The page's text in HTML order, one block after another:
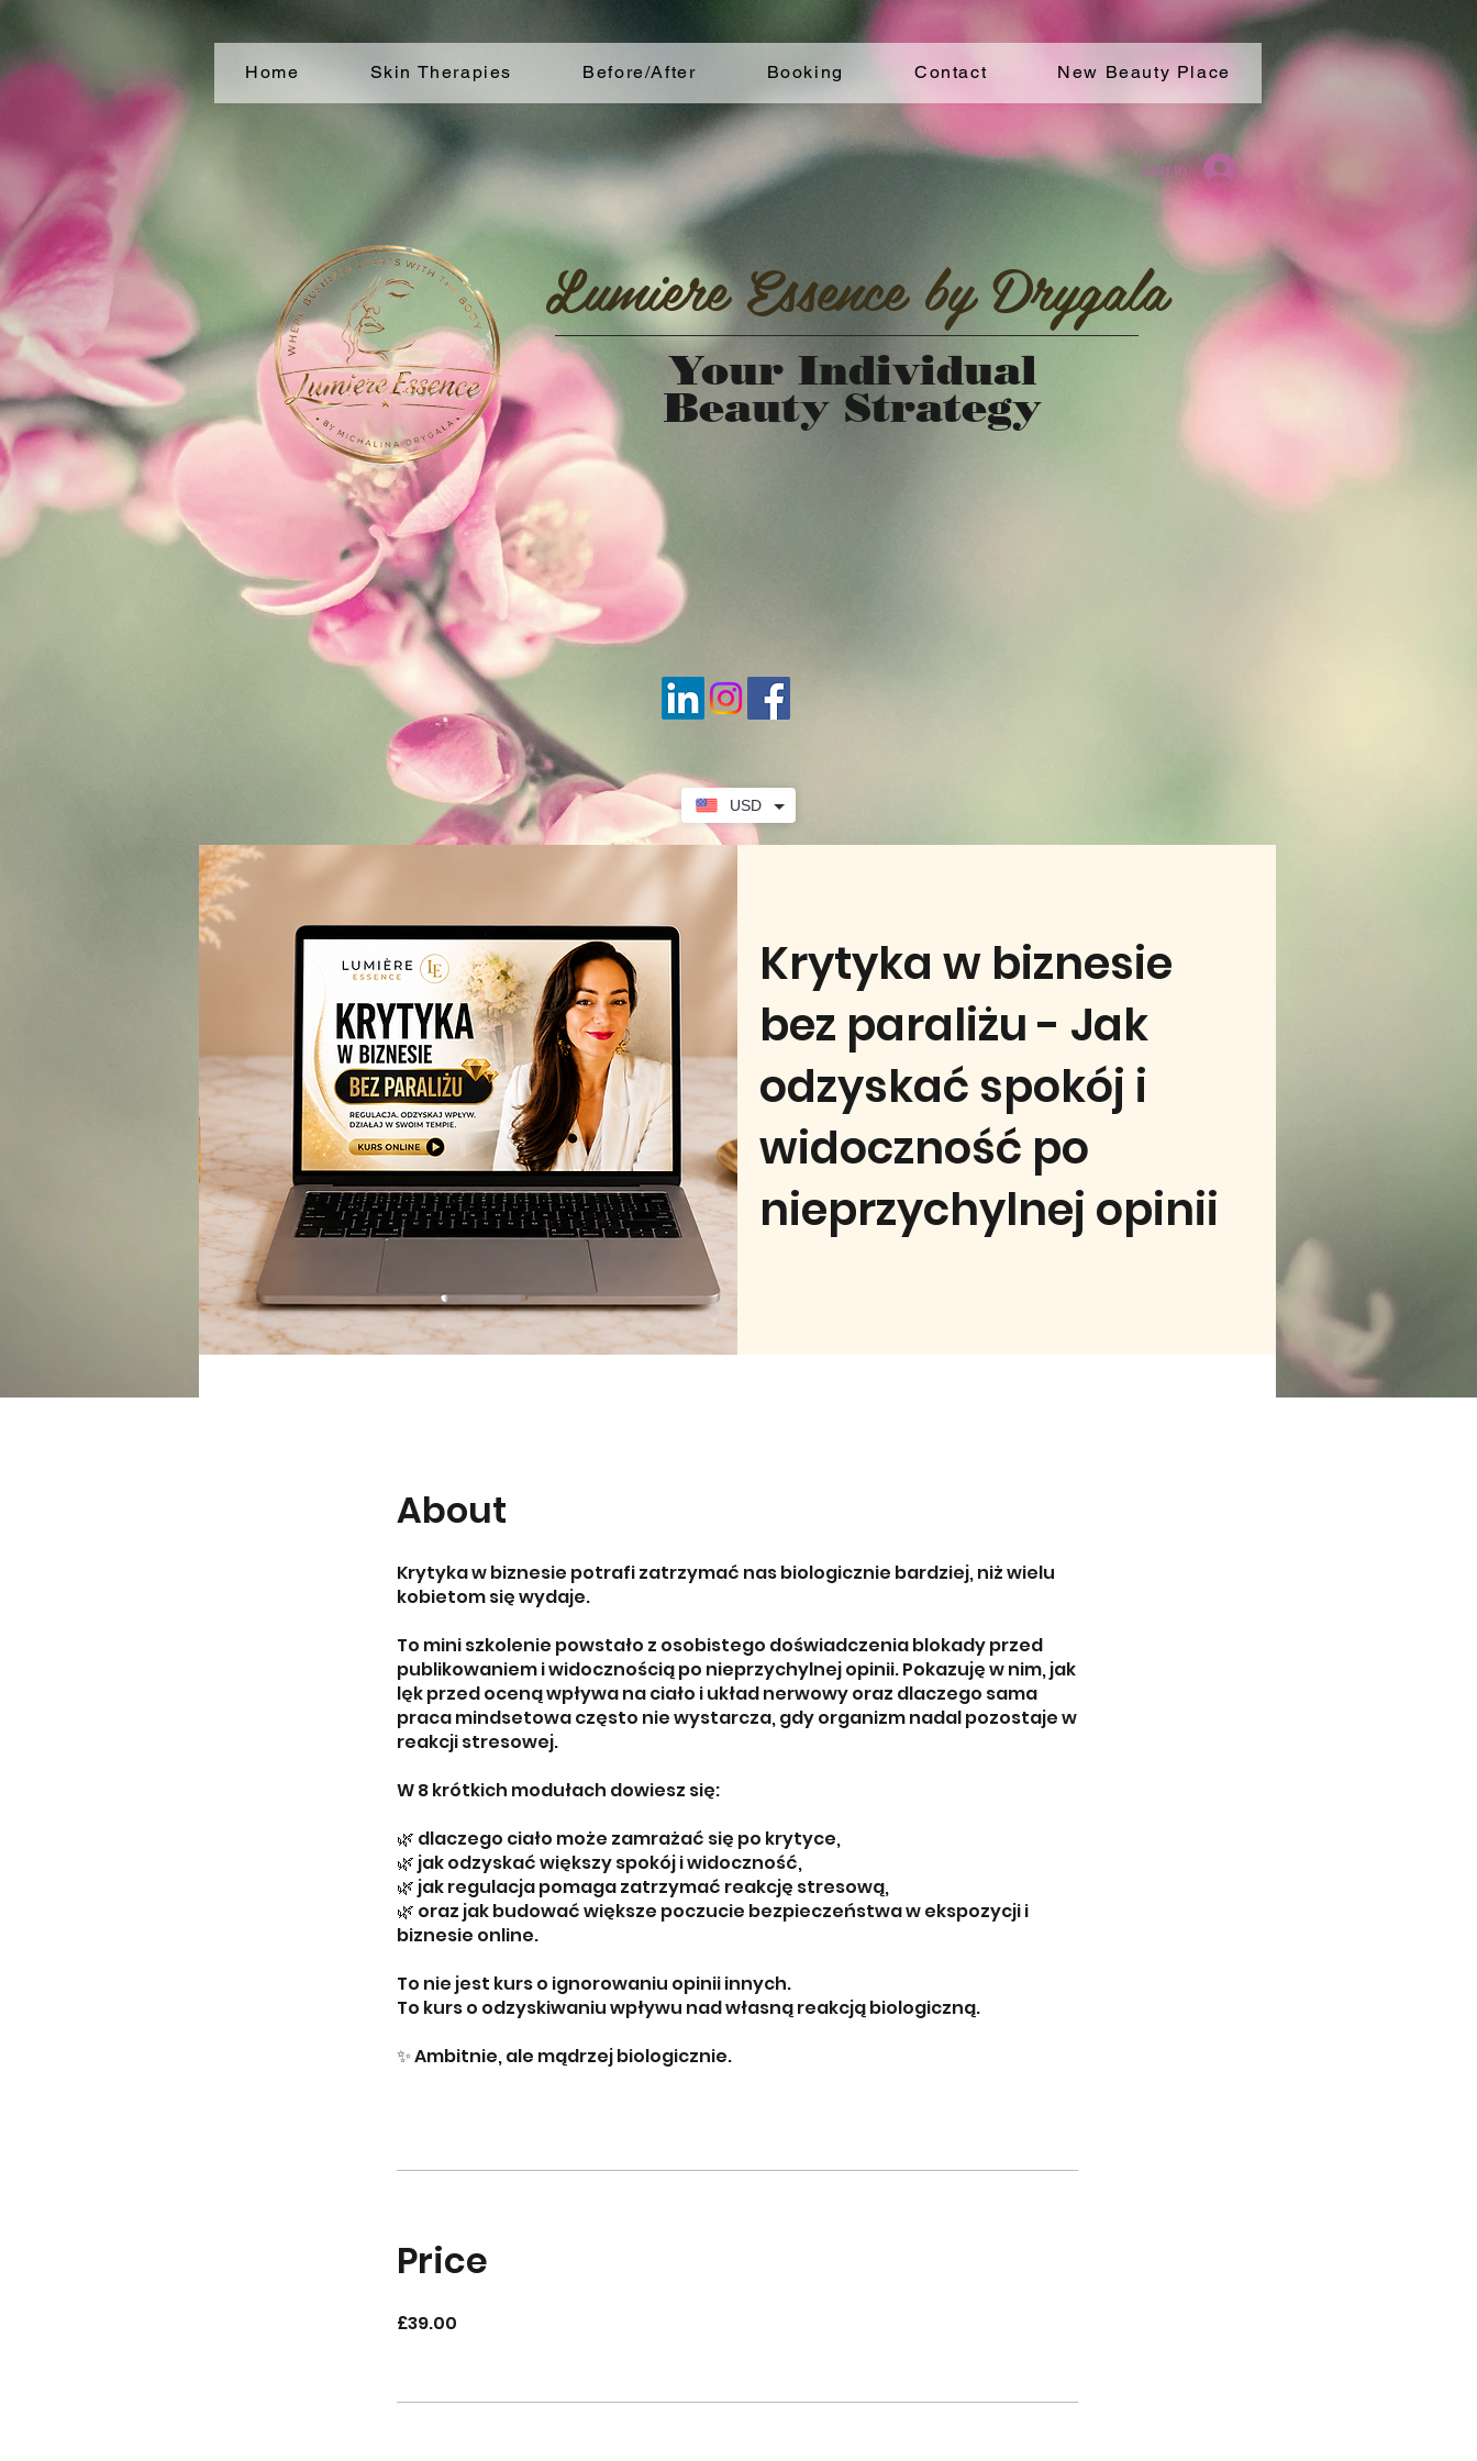
USD
Home Skin Therapies Before/After Booking Contact New Beauty Place
Log In
Lumiere Essence by Drygala
Your Individual
Beauty Strategy
Krytyka w biznesie
bez paraliżu - Jak
odzyskać spokój i
widoczność po
nieprzychylnej opinii
About
Krytyka w biznesie potrafi zatrzymać nas biologicznie bardziej, niż wielu
kobietom się wydaje.
To mini szkolenie powstało z osobistego doświadczenia blokady przed
publikowaniem i widocznością po nieprzychylnej opinii. Pokazuję w nim, jak
lęk przed oceną wpływa na ciało i układ nerwowy oraz dlaczego sama
praca mindsetowa często nie wystarcza, gdy organizm nadal pozostaje w
reakcji stresowej.
W 8 krótkich modułach dowiesz się:
🌿 dlaczego ciało może zamrażać się po krytyce,
🌿 jak odzyskać większy spokój i widoczność,
🌿 jak regulacja pomaga zatrzymać reakcję stresową,
🌿 oraz jak budować większe poczucie bezpieczeństwa w ekspozycji i
biznesie online.
To nie jest kurs o ignorowaniu opinii innych.
To kurs o odzyskiwaniu wpływu nad własną reakcją biologiczną.
✨ Ambitnie, ale mądrzej biologicznie.
Price
£39.00